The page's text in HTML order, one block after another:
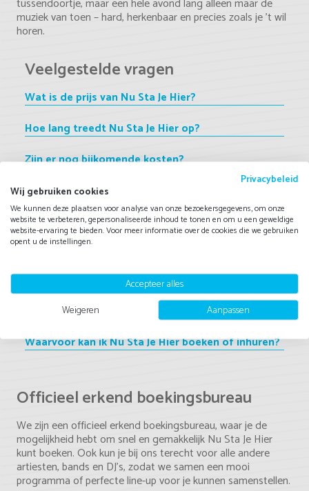
tussendoortje, maar een hele avond lang alleen maar de
muziek van toen – hard, herkenbaar en precies zoals je ’t wil
horen.
Veelgestelde vragen
Wat is de prijs van Nu Sta Je Hier?
Hoe lang treedt Nu Sta Je Hier op?
Zijn er nog bijkomende kosten?
Hoe kan ik Nu Sta Je Hier boeken bij
BekendeArtiestBoeken.nl?
Welke artiesten lijken op Nu Sta Je Hier?
Wat gebeurt er als de artiest onverhoopt niet kan
optreden?
Waarvoor kan ik Nu Sta Je Hier boeken of inhuren?
Officieel erkend boekingsbureau
We zijn een officieel erkend boekingsbureau, waar je de
mogelijkheid hebt om snel en gemakkelijk Nu Sta Je Hier
kunt boeken. Ook kun je bij ons terecht voor alle andere
artiesten, bands en DJ's, zodat we samen een mooi
programma of perfecte line-up voor je kunnen samenstellen.
Privacybeleid
Wij gebruiken cookies
We kunnen deze plaatsen voor analyse van onze bezoekersgegevens, om onze
website te verbeteren, gepersonaliseerde inhoud te tonen en om u een geweldige
website-ervaring te bieden. Voor meer informatie over de cookies die we gebruiken
opent u de instellingen.
Accepteer alles
Weigeren
Aanpassen